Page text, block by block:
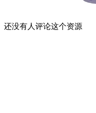
还没有人评论这个资源